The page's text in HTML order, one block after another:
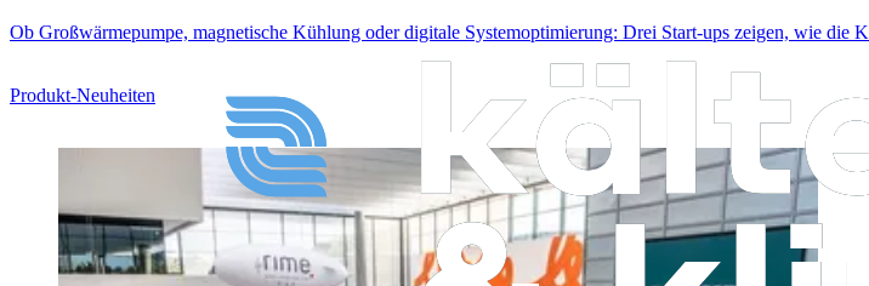
Ob Großwärmepumpe, magnetische Kühlung oder digitale Systemoptimierung: Drei Start-ups zeigen, wie die
Produkt-Neuheiten